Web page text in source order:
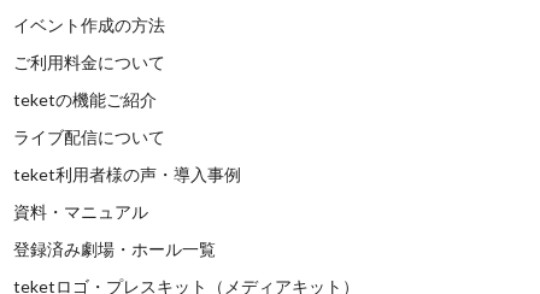
イベント作成の方法
ご利用料金について
teketの機能ご紹介
ライブ配信について
teket利用者様の声・導入事例
資料・マニュアル
登録済み劇場・ホール一覧
teketロゴ・プレスキット（メディアキット）